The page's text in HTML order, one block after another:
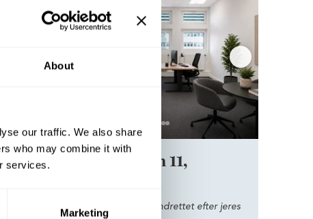
About
our traffic. We also share
who may combine it with
services.
Marketing
Slotsmarken 11,
Kontor i Hørsholm indrettet efter jeres